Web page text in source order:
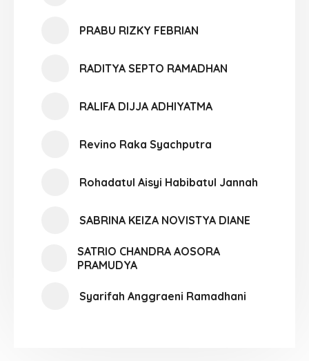
PRABU RIZKY FEBRIAN
RADITYA SEPTO RAMADHAN
RALIFA DIJJA ADHIYATMA
Revino Raka Syachputra
Rohadatul Aisyi Habibatul Jannah
SABRINA KEIZA NOVISTYA DIANE
SATRIO CHANDRA AOSORA
PRAMUDYA
Syarifah Anggraeni Ramadhani